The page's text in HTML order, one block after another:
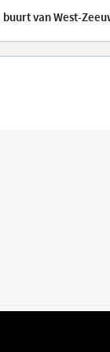
buurt van West-